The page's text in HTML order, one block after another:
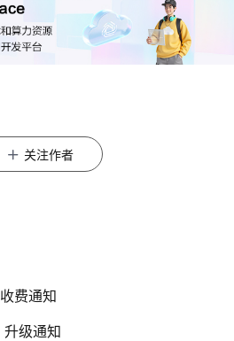
关注作者
费通知
级通知